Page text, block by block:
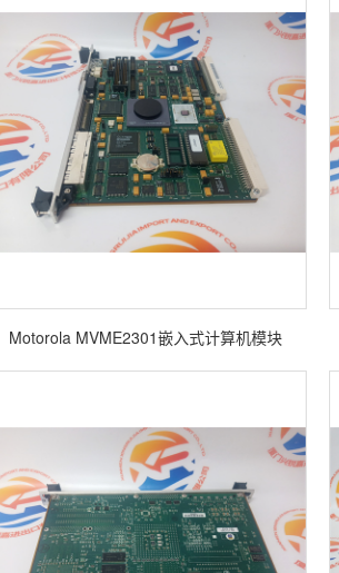
Motorola MVME2301嵌入式计算机模块